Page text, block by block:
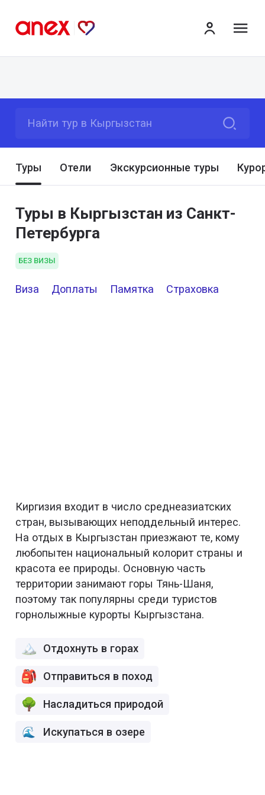
Найти тур в Кыргызстан
Туры Отели Экскурсионные туры
Туры в Кыргызстан из Санкт-
Петербурга
БЕЗ ВИЗЫ
Виза Доплаты Памятка Страховка
Киргизия входит в число среднеазиатских
стран, вызывающих неподдельный интерес.
На отдых в Кыргызстан приезжают те, кому
любопытен национальный колорит страны и
красота ее природы. Основную часть
территории занимают горы Тянь-Шаня,
поэтому так популярны среди туристов
горнолыжные курорты Кыргызстана.
Отдохнуть в горах
Отправиться в поход
Насладиться природой
Искупаться в озере